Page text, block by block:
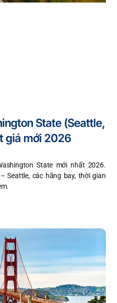
State (Seattle,
giá mới 2026
State mới nhất 2026.
Seattle, các hãng bay, thời gian